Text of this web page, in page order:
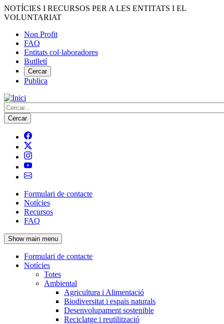
Vés
al
NOTÍCIES I RECURSOS PER A LES ENTITATS I EL
VOLUNTARIAT
Menú
del
compte
d'usuari
Non Profit
FAQ
Entitats col·laboradores
Butlletí
Cercar
Publica
Cerca
Navegació
principal
de
l'encapçalament
Formulari de contacte
Notícies
Recursos
FAQ
Show main menu
Navegació
principal
Formulari de contacte
Notícies
Totes
Ambiental
Agricultura i Alimentació
Biodiversitat i espais naturals
Desenvolupament sostenible
Reciclatge i reutilització